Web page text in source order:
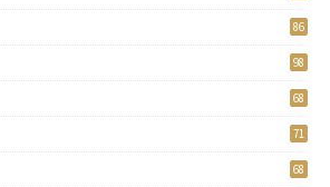
86
98
68
71
68